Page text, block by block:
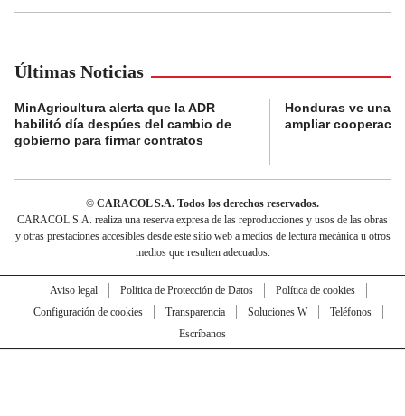
Últimas Noticias
MinAgricultura alerta que la ADR
habilitó día despúes del cambio de
gobierno para firmar contratos
Honduras ve una
ampliar
© CARACOL S.A. Todos los derechos reservados.
CARACOL S.A. realiza una reserva expresa de las reproducciones y usos de las obras
y otras prestaciones accesibles desde este sitio web a medios de lectura mecánica u otros
medios que resulten adecuados.
Aviso legal Política de Protección de Datos
Política de cookies
Configuración de cookies
Transparencia Soluciones W
Teléfonos
Escríbanos